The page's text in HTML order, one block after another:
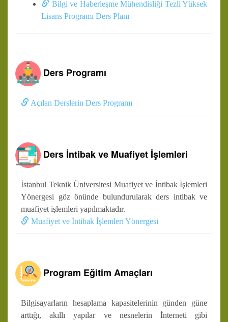
Bilgi ve Haberleşme Mühendisliği Tezli Yüksek
Lisans Programı Ders Planı
Ders Programı
Açılan Derslerin Ders Programı
Ders İntibak ve Muafiyet İşlemleri
İstanbul Teknik Üniversitesi Muafiyet ve İntibak İşlemleri
Yönergesi göz önünde bulundurularak ders intibak ve
muafiyet işlemleri yapılmaktadır.
Muafiyet ve İntibak İşlemleri Yönergesi
Program Eğitim Amaçları
Bilgisayarların hesaplama kapasitelerinin günden güne
arttığı, akıllı yapılar ve nesnelerin İnterneti gibi